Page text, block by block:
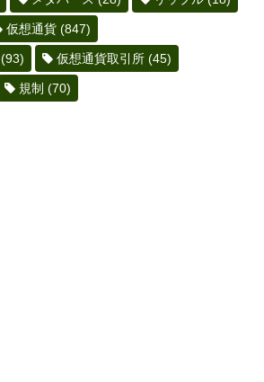
仮想通貨 (847)
(93) 仮想通貨取引所 (45)
規制 (70)